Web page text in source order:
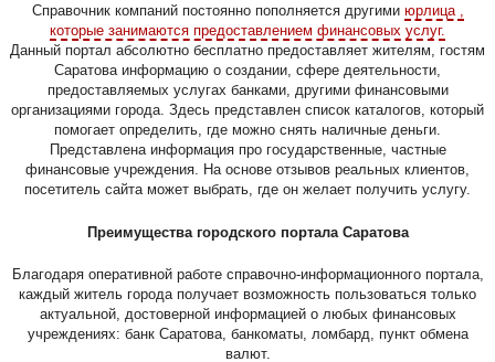
Справочник компаний постоянно пополняется другими юрлица ,
которые занимаются предоставлением финансовых услуг.
Данный портал абсолютно бесплатно предоставляет жителям, гостям
Саратова информацию о создании, сфере деятельности,
предоставляемых услугах банками, другими финансовыми
организациями города. Здесь представлен список каталогов, который
помогает определить, где можно снять наличные деньги.
Представлена информация про государственные, частные
финансовые учреждения. На основе отзывов реальных клиентов,
посетитель сайта может выбрать, где он желает получить услугу.
Преимущества городского портала Саратова
Благодаря оперативной работе справочно-информационного портала,
каждый житель города получает возможность пользоваться только
актуальной, достоверной информацией о любых финансовых
учреждениях: банк Саратова, банкоматы, ломбард, пункт обмена
валют.